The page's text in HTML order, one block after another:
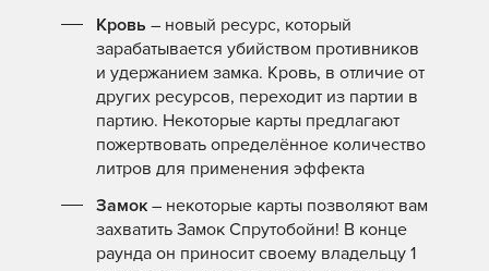
Кровь – новый ресурс, который
зарабатывается убийством противников
и удержанием замка. Кровь, в отличие от
других ресурсов, переходит из партии в
партию. Некоторые карты предлагают
пожертвовать определённое количество
литров для применения эффекта
Замок – некоторые карты позволяют вам
захватить Замок Спрутобойни! В конце
раунда он приносит своему владельцу 1